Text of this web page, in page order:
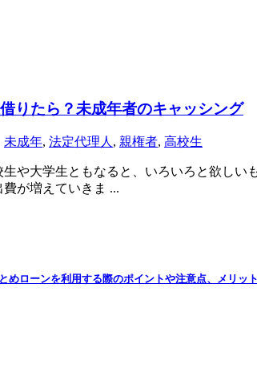
りたら？未成年者のキャッシング
未成年, 法定代理人 , 親権者, 高校生
や大学生ともなると、いろいろと欲し
が増えていきま ...
めローンを利用する際のポイントや注意点、メリッ